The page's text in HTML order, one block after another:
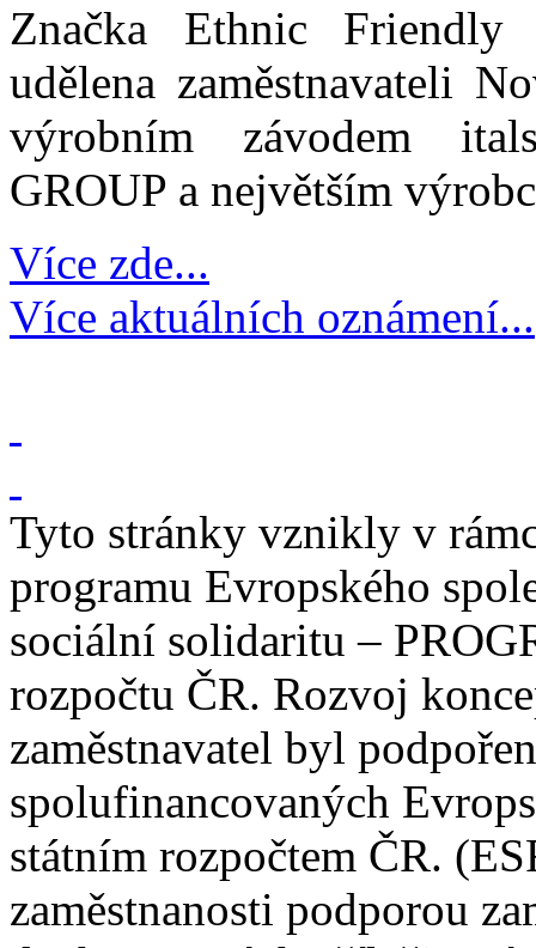
Značka Ethnic Friendly
udělena zaměstnavateli
výrobním závodem
GROUP a největším
Více zde...
Více aktuálních oznámení...
Tyto stránky vznikly v
programu Evropského
sociální solidaritu –
rozpočtu ČR. Rozvoj
zaměstnavatel byl
spolufinancovaných
státním rozpočtem ČR.
zaměstnanosti podporou